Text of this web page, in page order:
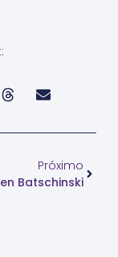
Próximo
Batschinski